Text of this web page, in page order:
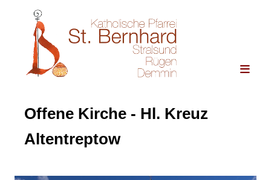
Offene Kirche - Hl. Kreuz
Altentreptow